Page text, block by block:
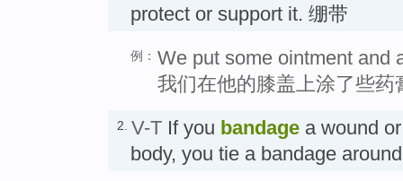
protect or support it. 绷带
例： We put some ointment and
我们在他的膝盖上涂了些
2. V-T If you bandage a wound
body, you tie a bandage